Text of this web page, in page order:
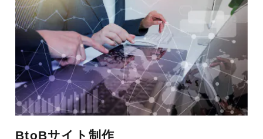
BtoBサイト制作